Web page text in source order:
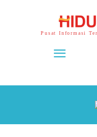
Pusat Informasi